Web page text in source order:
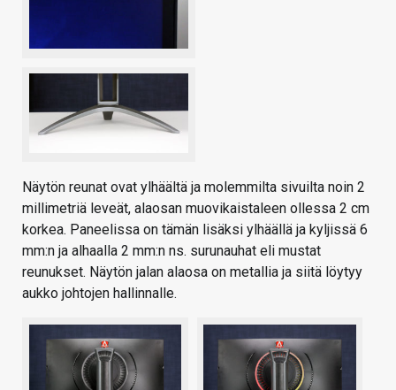
Näytön reunat ovat ylhäältä ja molemmilta sivuilta noin 2
millimetriä leveät, alaosan muovikaistaleen ollessa 2 cm
korkea. Paneelissa on tämän lisäksi ylhäällä ja kyljissä 6
mm:n ja alhaalla 2 mm:n ns. surunauhat eli mustat
reunukset. Näytön jalan alaosa on metallia ja siitä löytyy
aukko johtojen hallinnalle.